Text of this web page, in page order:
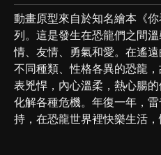
動畫原型來自於知名繪本《
列。這是發生在恐龍們之間
情、友情、勇氣和愛。在遙
不同種類、性格各異的恐龍
表兇悍，內心溫柔，熱心腸
化解各種危機。年復一年，
持，在恐龍世界裡快樂生活